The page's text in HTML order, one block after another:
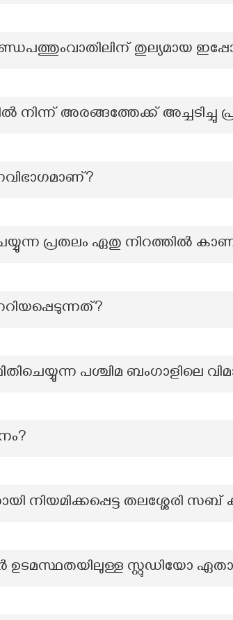
തുല്യമായ
നിന്ന് അരങ്ങത്തേക്ക് അച്ചടിച്ചു
പ്രതലം ഏതു നിറത്തിൽ
പശ്ചിമ ബംഗാളിലെ
നിയമിക്കപ്പെട്ട തലശ്ശേരി സബ്
ഉടമസ്ഥതയിലുള്ള സ്റ്റുഡിയോ